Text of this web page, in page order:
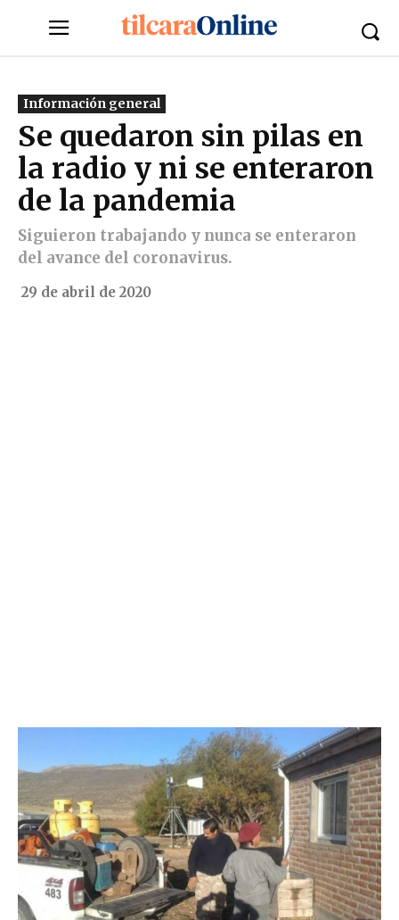
Información general
Se quedaron sin pilas en
la radio y ni se enteraron
de la pandemia
Siguieron trabajando y nunca se enteraron
del avance del coronavirus.
29 de abril de 2020